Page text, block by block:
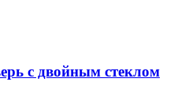
с двойным стеклом